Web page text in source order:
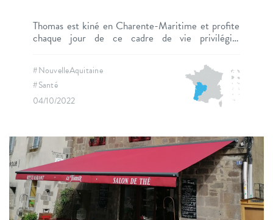
Thomas est kiné en Charente-Maritime et profite
chaque jour de ce cadre de vie privilégié.
#NouvelleAquitaine
#Santé
04/10/2022